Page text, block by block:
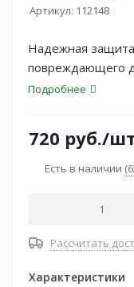
Артикул: 112148
Надежная
повреждающего
Активный
клеток на
смягчает и
Подробнее
720 руб./
Есть в наличии
Рассчитать
Характеристики